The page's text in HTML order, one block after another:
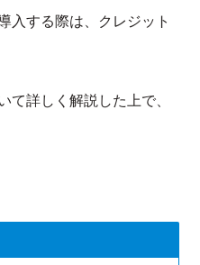
入する際は、クレジット
詳しく解説した上で、